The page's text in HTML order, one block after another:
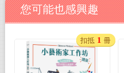
您可能也感興趣
扣抵 1 冊